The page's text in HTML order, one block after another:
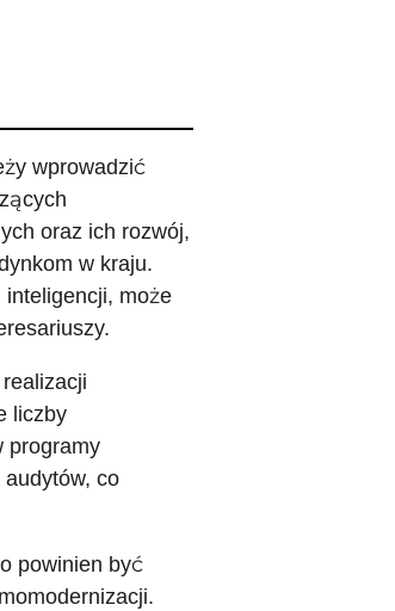
wprowadzić
oraz ich rozwój,
w kraju.
może
liczby
programy
co
powinien być